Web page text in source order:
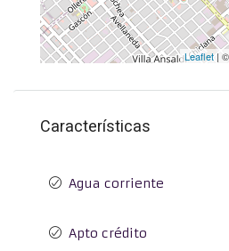
Leaflet | ©
Características
Agua corriente
Apto crédito